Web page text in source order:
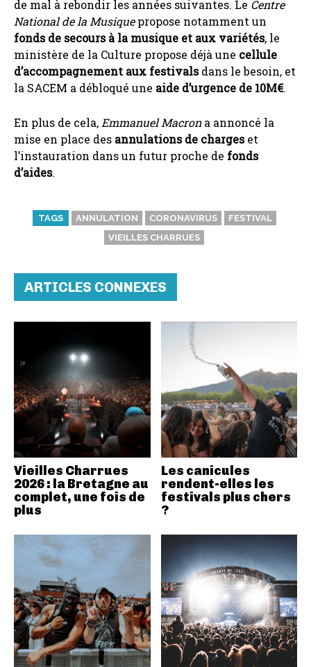
de mal à rebondir les années suivantes. Le Centre
National de la Musiquepropose notamment un
fonds de secours à la musique et aux variétés, le
ministère de la Culture propose déjà une cellule
d’accompagnement aux festivalsdans le besoin, et
la SACEM a débloqué une aide d’urgence de 10M€.
En plus de cela, Emmanuel Macrona annoncé la
mise en place des annulations de chargeset
l’instauration dans un futur proche de fonds
d’aides.
TAGS ANNULATION CORONAVIRUS
FESTIVAL
VIEILLES CHARRUES
ARTICLES CONNEXES
Vieilles Charrues
2026 : la Bretagne au
complet, une fois de
plus
Les canicules
rendent-elles les
festivals plus chers
?